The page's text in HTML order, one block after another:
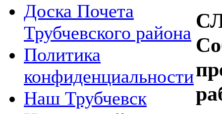
Доска Почета
Трубчевского района
Политика
конфиденциальности
Наш Трубчевск